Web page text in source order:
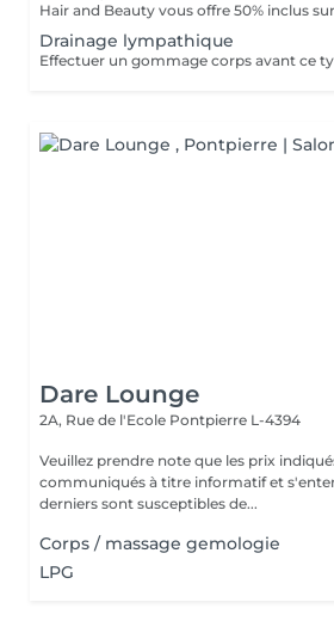
Drainage lympathique
Dare Lounge
2A, Rue de l'Ecole Pontpierre L-4394
Veuillez prendre note que les prix
communiqués à titre informatif et
derniers sont susceptibles de...
Corps / massage gemologie
LPG